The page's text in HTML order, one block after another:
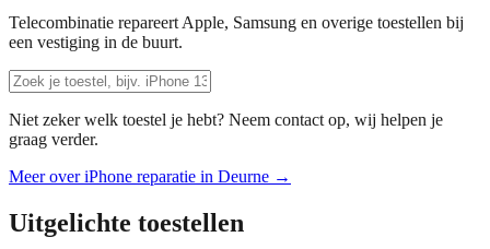
Telecombinatie repareert Apple, Samsung en overige toestellen bij
een vestiging in de buurt.
Niet zeker welk toestel je hebt? Neem contact op, wij helpen je
graag verder.
Meer over iPhone reparatie in Deurne →
Uitgelichte toestellen